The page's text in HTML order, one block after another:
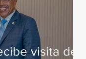
visita de